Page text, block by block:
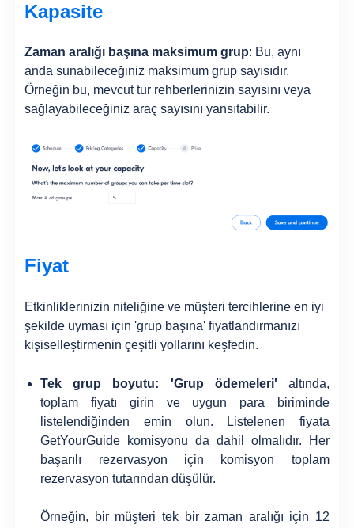
Kapasite
Zaman aralığı başına maksimum grup: Bu, aynı
anda sunabileceğiniz maksimum grup sayısıdır.
Örneğin bu, mevcut tur rehberlerinizin sayısını veya
sağlayabileceğiniz araç sayısını yansıtabilir.
Fiyat
Etkinliklerinizin niteliğine ve müşteri tercihlerine en iyi
şekilde uyması için 'grup başına' fiyatlandırmanızı
kişiselleştirmenin çeşitli yollarını keşfedin.
Tek grup boyutu: 'Grup ödemeleri' altında,
toplam fiyatı girin ve uygun para biriminde
listelendiğinden emin olun. Listelenen fiyata
GetYourGuide komisyonu da dahil olmalıdır. Her
başarılı rezervasyon için komisyon toplam
rezervasyon tutarından düşülür.
Örneğin, bir müşteri tek bir zaman aralığı için 12